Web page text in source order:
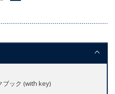
ブック (with key)